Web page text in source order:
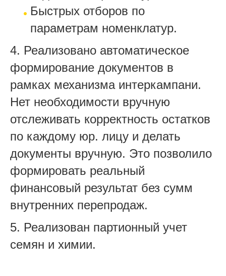
Быстрых отборов по
параметрам номенклатур.
4. Реализовано автоматическое
формирование документов в
рамках механизма интеркампани.
Нет необходимости вручную
отслеживать корректность остатков
по каждому юр. лицу и делать
документы вручную. Это позволило
формировать реальный
финансовый результат без сумм
внутренних перепродаж.
5. Реализован партионный учет
семян и химии.